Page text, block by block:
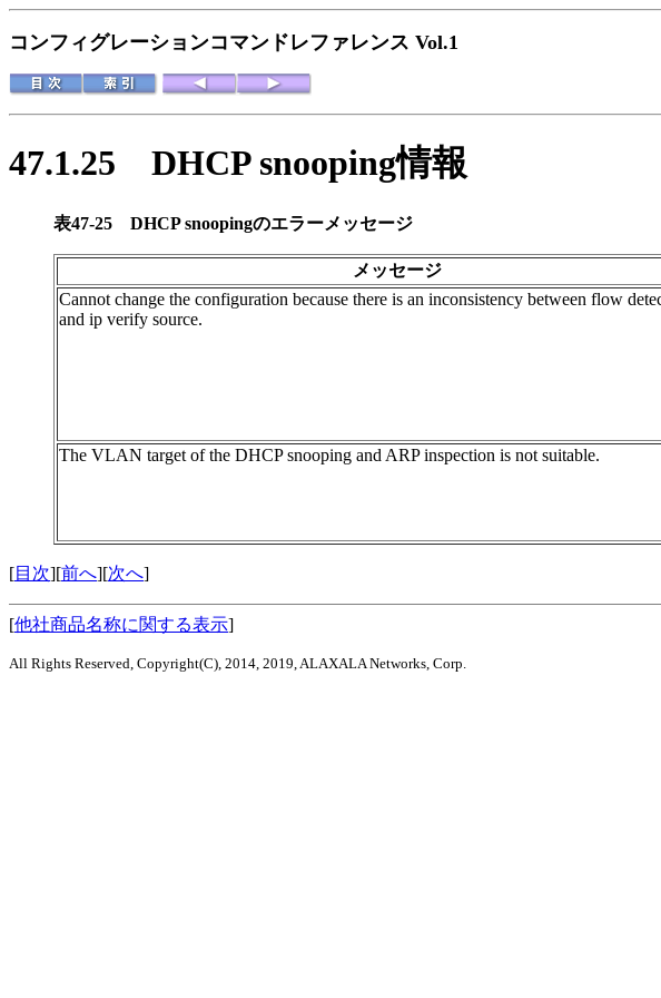
コンフィグレーションコマンドレファレンス Vol.1
47.1.25 DHCP snooping情報
表47-25 DHCP snoopingのエラーメッセージ
メッセージ
Cannot change the configuration because there is an inconsistency between flow
and ip verify source.
The VLAN target of the DHCP snooping and ARP inspection is not suitable.
[目次][前へ][次へ]
[他社商品名称に関する表示]
All Rights Reserved, Copyright(C), 2014, 2019, ALAXALA Networks, Corp.